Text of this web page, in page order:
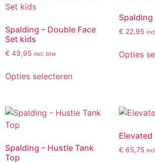
Spalding – Double Face
Set kids
€ 49,95 incl. btw
Opties selecteren
€ 22,95
Opties
Spalding – Hustle Tank
Top
Elevated
€ 65,75